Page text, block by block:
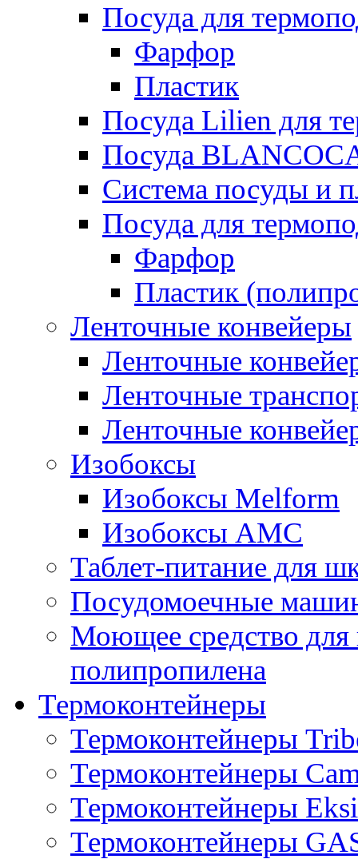
Посуда для
Фарфор
Пластик
Посуда Lilien для
Посуда
Система посуды и
Посуда для
Фарфор
Пластик
Ленточные конвейеры
Ленточные
Ленточные
Ленточные
Изобоксы
Изобоксы Melform
Изобоксы AMC
Таблет-питание для
Посудомоечные
Моющее средство для
полипропилена
Термоконтейнеры
Термоконтейнеры
Термоконтейнеры
Термоконтейнеры Eksi
Термоконтейнеры